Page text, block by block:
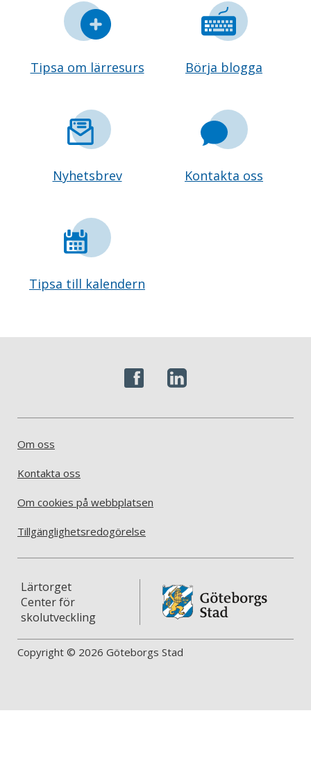
Tipsa om lärresurs Börja blogga
Nyhetsbrev Kontakta oss
Tipsa till kalendern
Om oss
Kontakta oss
Om cookies på webbplatsen
Tillgänglighetsredogörelse
Lärtorget
Center för
skolutveckling
Copyright © 2026 Göteborgs Stad